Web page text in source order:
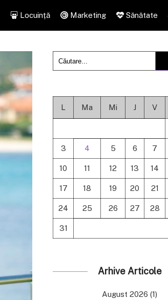
Locuință Marketing Sănătate
L Ma Mi J V
3 4 5 6 7
10 11 12 13 14
17 18 19 20 21
24 25 26 27 28
31
Arhive Articole
August 2026 (1)